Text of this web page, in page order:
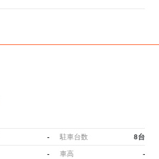
- 駐車台数 8台
- 車高 -